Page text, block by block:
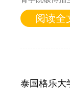
阅读全
泰国格乐大